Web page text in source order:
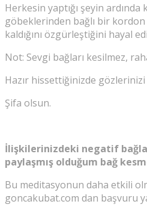
Herkesin yaptığı şeyin
göbeklerinden bağlı bir
kaldığını özgürleştiğini hayal
Not: Sevgi bağları kesilmez,
Hazır hissettiğinizde
Şifa olsun.
İlişkilerinizdeki negatif
paylaşmış olduğum bağ
Bu meditasyonun daha etkili
goncakubat.com dan başvuru